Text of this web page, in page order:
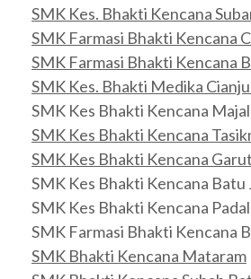
SMK Kes. Bhakti Kencana
SMK Farmasi Bhakti Kencana
SMK Farmasi Bhakti Kencana
SMK Kes. Bhakti Medika
SMK Kes Bhakti Kencana
SMK Kes Bhakti Kencana
SMK Kes Bhakti Kencana Garut
SMK Kes Bhakti Kencana Batu
SMK Kes Bhakti Kencana
SMK Farmasi Bhakti Kencana
SMK Bhakti Kencana Mataram